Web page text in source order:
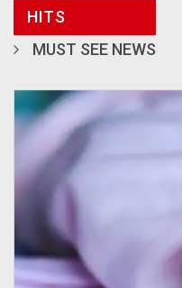
HITS
MUST SEE NEWS